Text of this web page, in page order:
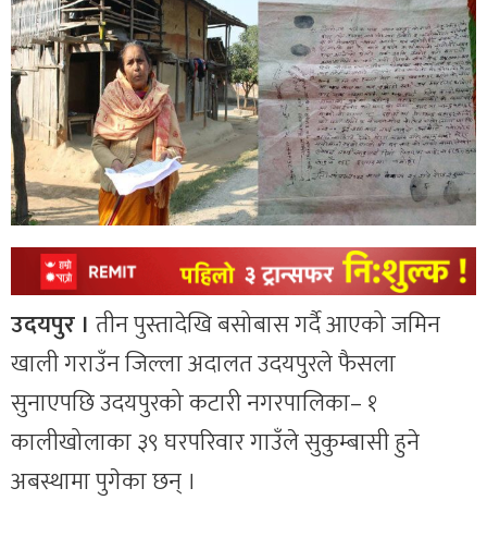
उदयपुर । तीन पुस्तादेखि बसोबास गर्दै आएको जमिन
खाली गराउँन जिल्ला अदालत उदयपुरले फैसला
सुनाएपछि उदयपुरको कटारी नगरपालिका– १
कालीखोलाका ३९ घरपरिवार गाउँले सुकुम्बासी हुने
अबस्थामा पुगेका छन् ।